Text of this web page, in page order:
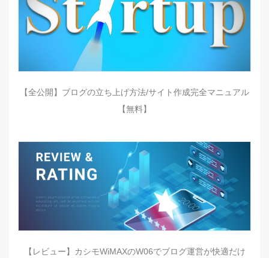
【全公開】ブログの立ち上げ方法/サイト作成完全マニュアル
【無料】
【レビュー】カシモWiMAXのW06でブログ運営が快適だけ